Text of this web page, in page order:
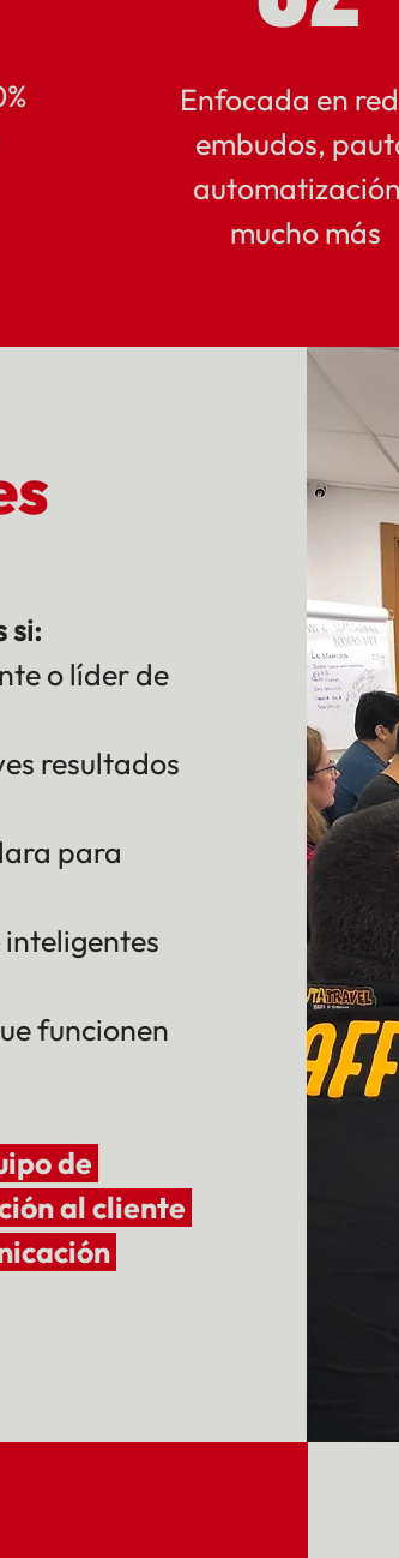
Enfocada en
embudos,
mucho más
si:
o líder de
resultados
para
funcionen
de
al cliente